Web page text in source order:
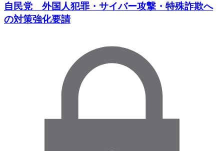
自民党 外国人犯罪・サイバー攻撃・特殊詐欺へ
の対策強化要請